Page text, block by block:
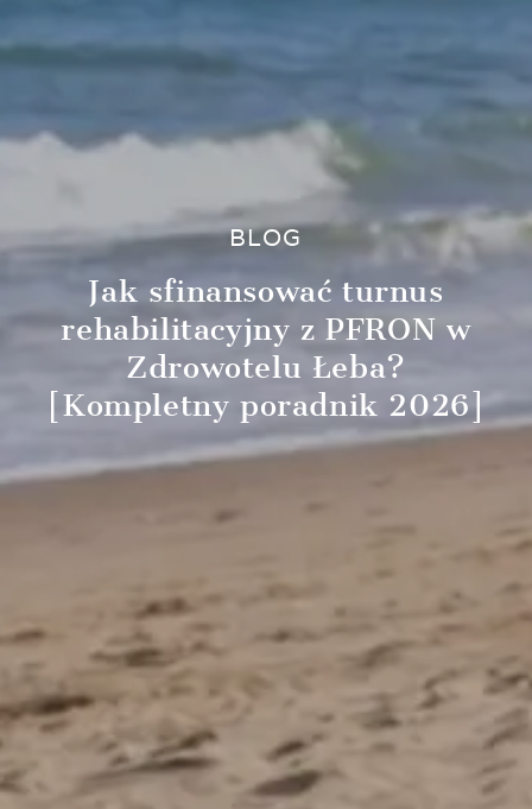
BLOG
Jak sfinansować turnus
rehabilitacyjny z PFRON w
Zdrowotelu Łeba?
[Kompletny poradnik 2026]